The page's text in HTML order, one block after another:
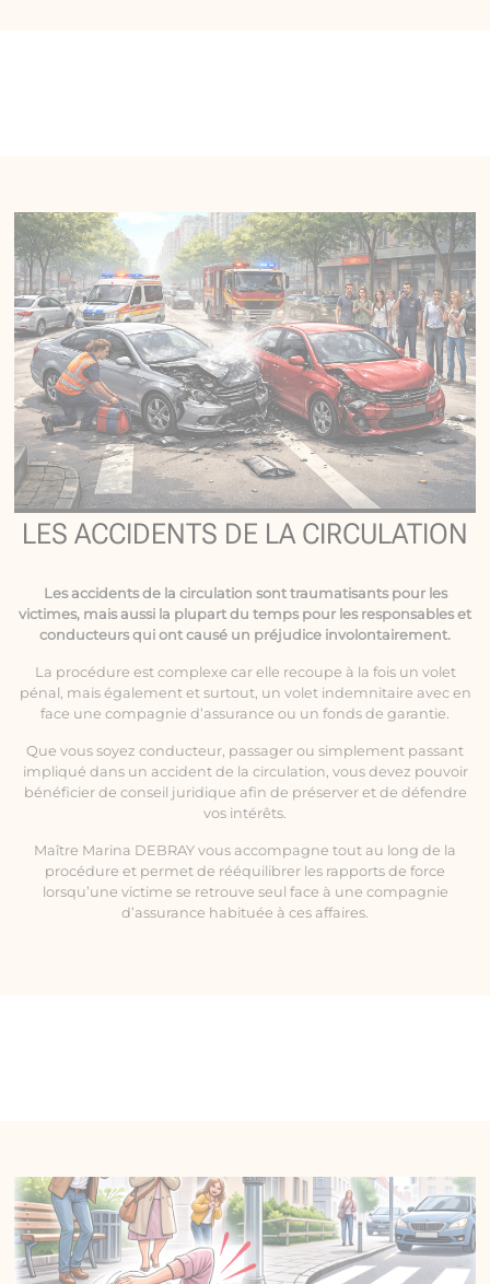
LES ACCIDENTS DE LA CIRCULATION
Les accidents de la circulation sont traumatisants pour les
victimes, mais aussi la plupart du temps pour les responsables et
conducteurs qui ont causé un préjudice involontairement.
La procédure est complexe car elle recoupe à la fois un volet
pénal, mais également et surtout, un volet indemnitaire avec en
face une compagnie d’assurance ou un fonds de garantie.
Que vous soyez conducteur, passager ou simplement passant
impliqué dans un accident de la circulation, vous devez pouvoir
bénéficier de conseil juridique afin de préserver et de défendre
vos intérêts.
Maître Marina DEBRAY vous accompagne tout au long de la
procédure et permet de rééquilibrer les rapports de force
lorsqu’une victime se retrouve seul face à une compagnie
d’assurance habituée à ces affaires.